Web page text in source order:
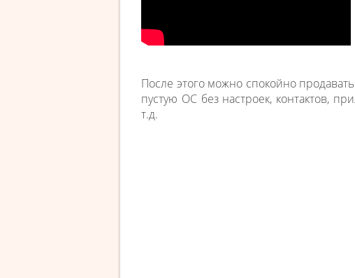
После этого можно спокойно
пустую ОС без настроек, контактов,
т.д.